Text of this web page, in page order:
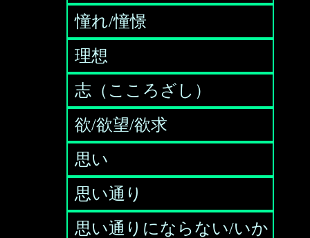
憧れ/憧憬
理想
志（こころざし）
欲/欲望/欲求
思い
思い通り
思い通りにならない/いか